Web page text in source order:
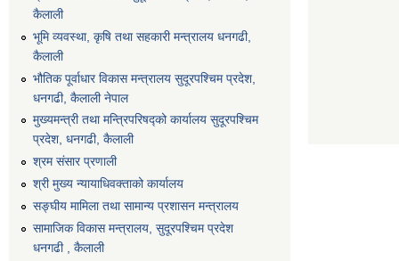
कैलाली
भूमि व्यवस्था, कृषि तथा सहकारी मन्त्रालय धनगढी,
कैलाली
भौतिक पूर्वाधार विकास मन्त्रालय सुदूरपश्चिम प्रदेश,
धनगढी, कैलाली नेपाल
मुख्यमन्त्री तथा मन्त्रिपरिषद्को कार्यालय सुदूरपश्चिम
प्रदेश, धनगढी, कैलाली
श्रम संसार प्रणाली
श्री मुख्य न्यायाधिवक्ताको कार्यालय
सङ्‍घीय मामिला तथा सामान्य प्रशासन मन्त्रालय
सामाजिक विकास मन्त्रालय, सुदूरपश्चिम प्रदेश
धनगढी , कैलाली